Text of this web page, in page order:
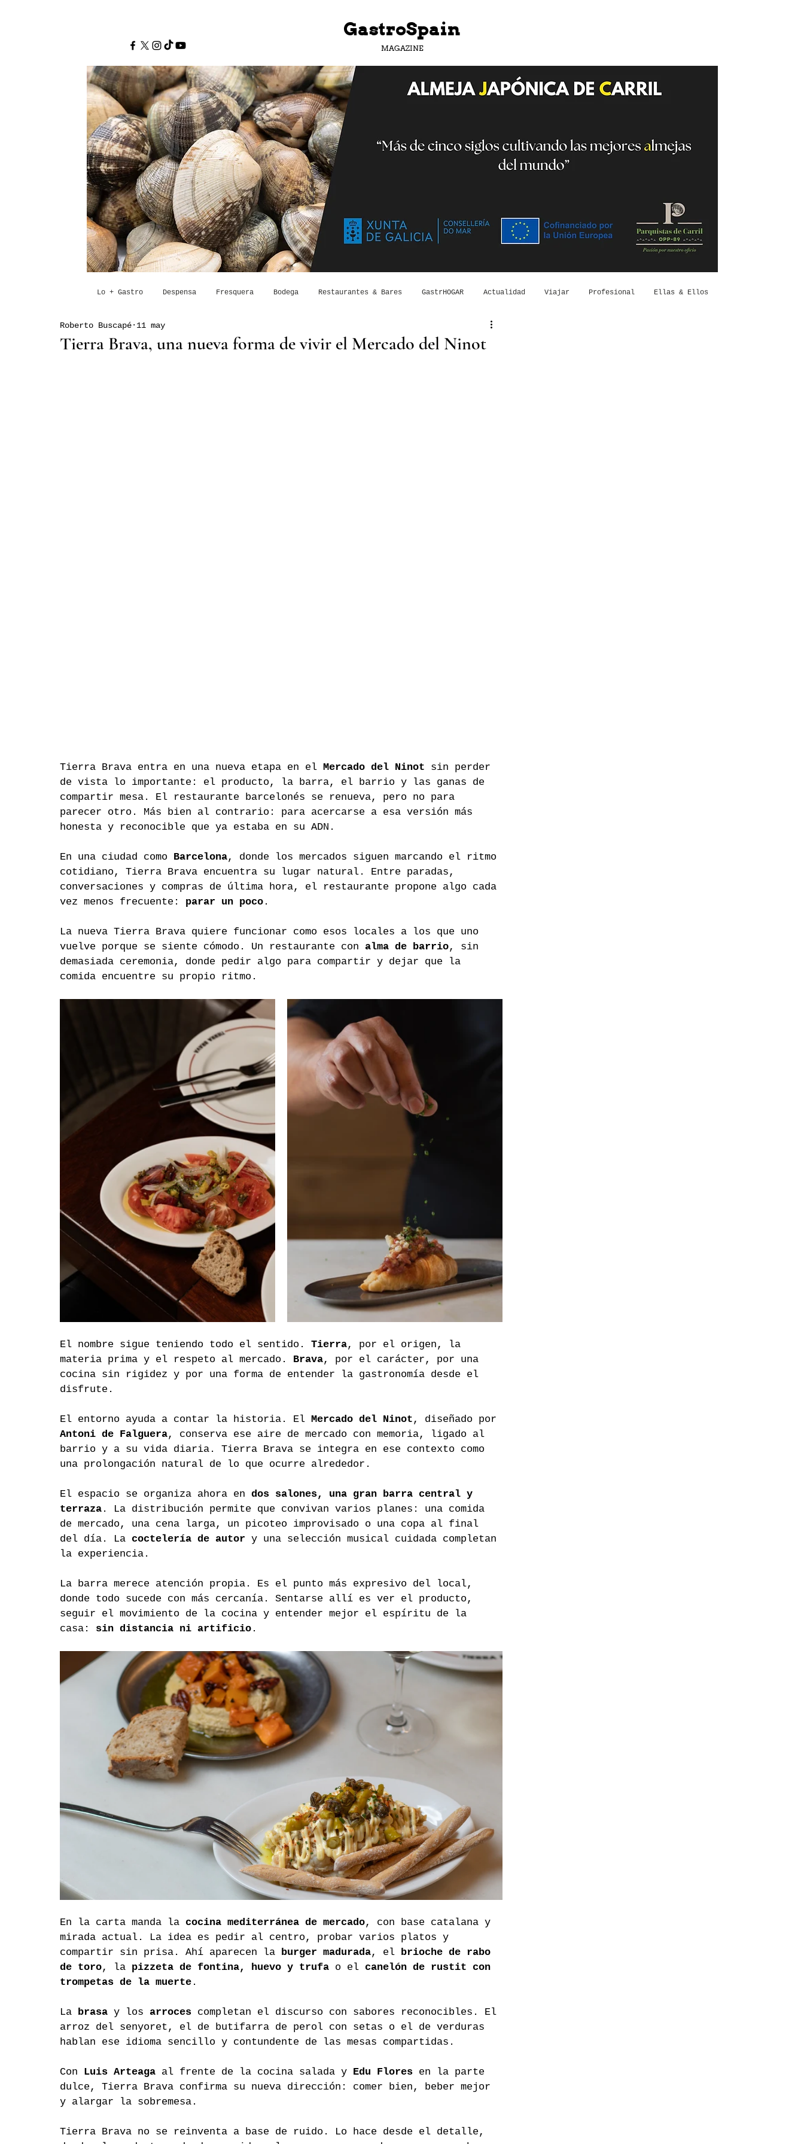
GastroSpain
MAGAZINE
Lo + Gastro Despensa Fresquera Bodega Restaurantes & Bares GastrHOGAR Actualidad Viajar Profesional Ellas & Ellos
Tierra Brava, una nueva forma de vivir el Mercado del Ninot
Roberto Buscapé 11 may
Tierra Brava entra en una nueva etapa en el Mercado del Ninot sin perder
de vista lo importante: el producto, la barra, el barrio y las ganas de
compartir mesa. El restaurante barcelonés se renueva, pero no para
parecer otro. Más bien al contrario: para acercarse a esa versión más
honesta y reconocible que ya estaba en su ADN.
En una ciudad como Barcelona, donde los mercados siguen marcando el ritmo
cotidiano, Tierra Brava encuentra su lugar natural. Entre paradas,
conversaciones y compras de última hora, el restaurante propone algo cada
vez menos frecuente: parar un poco .
La nueva Tierra Brava quiere funcionar como esos locales a los que uno
vuelve porque se siente cómodo. Un restaurante con alma de barrio, sin
demasiada ceremonia, donde pedir algo para compartir y dejar que la
comida encuentre su propio ritmo.
El nombre sigue teniendo todo el sentido. Tierra, por el origen, la
materia prima y el respeto al mercado. Brava, por el carácter, por una
cocina sin rigidez y por una forma de entender la gastronomía desde el
disfrute.
El entorno ayuda a contar la historia. El Mercado del Ninot , diseñado por
Antoni de Falguera, conserva ese aire de mercado con memoria, ligado al
barrio y a su vida diaria. Tierra Brava se integra en ese contexto como
una prolongación natural de lo que ocurre alrededor.
El espacio se organiza ahora en dos salones, una gran barra central y
terraza . La distribución permite que convivan varios planes: una comida
de mercado, una cena larga, un picoteo improvisado o una copa al final
del día. La coctelería de autor y una selección musical cuidada completan
la experiencia.
La barra merece atención propia. Es el punto más expresivo del local,
donde todo sucede con más cercanía. Sentarse allí es ver el producto,
seguir el movimiento de la cocina y entender mejor el espíritu de la
casa: sin distancia ni artificio .
En la carta manda la cocina mediterránea de mercado, con base catalana y
mirada actual. La idea es pedir al centro, probar varios platos y
compartir sin prisa. Ahí aparecen la burger madurada, el brioche de rabo
de toro, la pizzeta de fontina, huevo y trufa o el canelón de rustit con
trompetas de la muerte .
La brasa y los arroces completan el discurso con sabores reconocibles. El
arroz del senyoret, el de butifarra de perol con setas o el de verduras
hablan ese idioma sencillo y contundente de las mesas compartidas.
Con Luis Arteaga al frente de la cocina salada y Edu Flores en la parte
dulce, Tierra Brava confirma su nueva dirección: comer bien, beber mejor
y alargar la sobremesa.
Tierra Brava no se reinventa a base de ruido. Lo hace desde el detalle,